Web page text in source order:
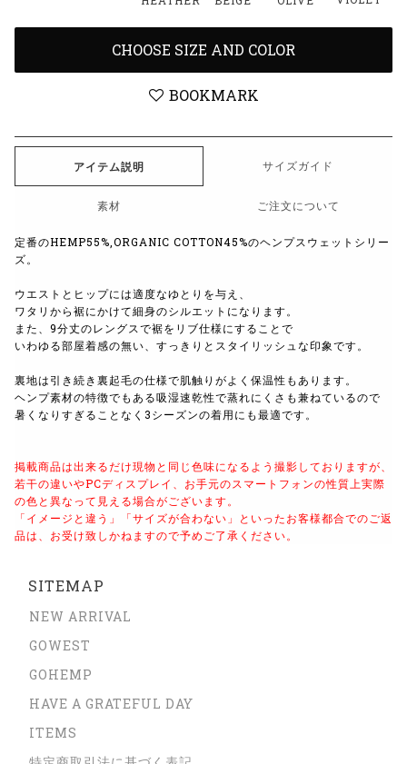
CHOOSE SIZE AND COLOR
BOOKMARK
アイテム説明 サイズガイド
素材 ご注文について
定番のHEMP55%,ORGANIC COTTON45%のヘンプスウェットシリー
ズ。
ウエストとヒップには適度なゆとりを与え、
ワタリから裾にかけて細身のシルエットになります。
また、9分丈のレングスで裾をリブ仕様にすることで
いわゆる部屋着感の無い、すっきりとスタイリッシュな印象です。
裏地は引き続き裏起毛の仕様で肌触りがよく保温性もあります。
ヘンプ素材の特徴でもある吸湿速乾性で蒸れにくさも兼ねているので
暑くなりすぎることなく3シーズンの着用にも最適です。
掲載商品は出来るだけ現物と同じ色味になるよう撮影しておりますが、
若干の違いやPCディスプレイ、お手元のスマートフォンの性質上実際
の色と異なって見える場合がございます。
「イメージと違う」「サイズが合わない」といったお客様都合でのご返
品は、お受け致しかねますので予めご了承ください。
SITEMAP
NEW ARRIVAL
GOWEST
GOHEMP
HAVE A GRATEFUL DAY
ITEMS